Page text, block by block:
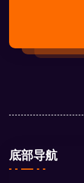
底部导航